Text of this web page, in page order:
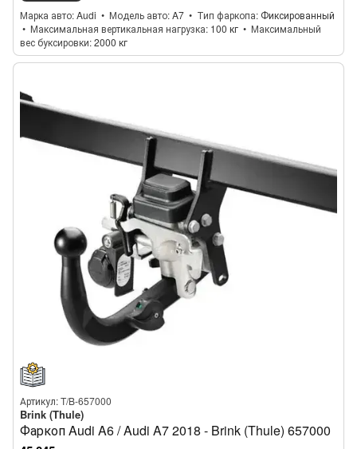
Марка авто Audi Модель авто A7 Тип фаркопа Фиксированный
Максимальная вертикальная нагрузка 100 кг
Максимальный
вес буксировки 2000 кг
Артикул: T/B-657000
Brink (Thule)
Фаркоп Audi A6 / Audi A7 2018 - Brink (Thule) 657000